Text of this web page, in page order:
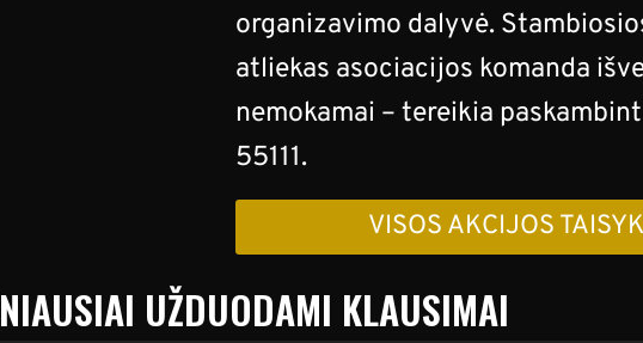
organizavimo dalyvė.
atliekas asociacijos komanda
nemokamai – tereikia
55111.
VISOS AKCIJOS
UŽDUODAMI KLAUSIMAI